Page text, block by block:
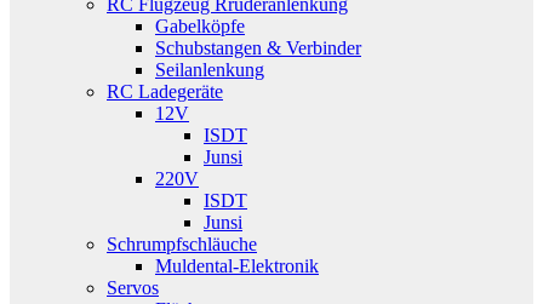
RC Flugzeug Rruderanlenkung
Gabelköpfe
Schubstangen & Verbinder
Seilanlenkung
RC Ladegeräte
12V
ISDT
Junsi
220V
ISDT
Junsi
Schrumpfschläuche
Muldental-Elektronik
Servos